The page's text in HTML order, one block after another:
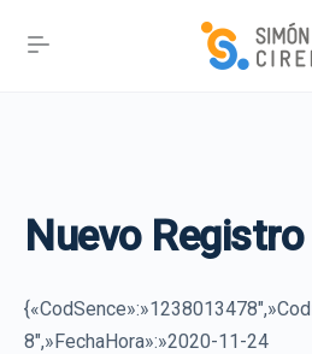
Nuevo
8″,»FechaHora»:»2020-11-24